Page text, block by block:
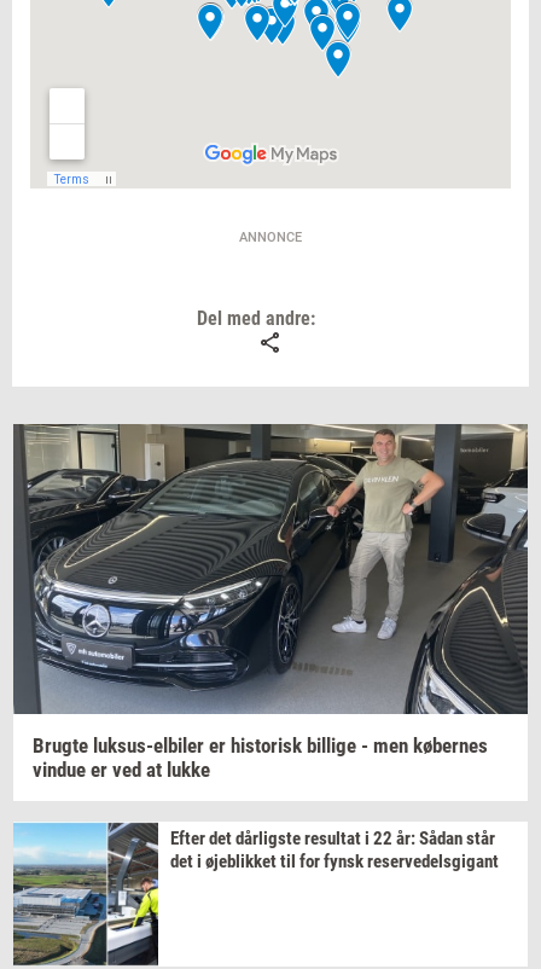
ANNONCE
Del med andre:
Brug­te luksus-​elbiler er hi­sto­risk bil­li­ge - men kø­ber­nes
vin­due er ved at lukke
Efter detdår­lig­stere­sul­tati 22 år: Sådan står
det i øje­blik­kettil for fynskre­ser­ve­dels­gi­gant